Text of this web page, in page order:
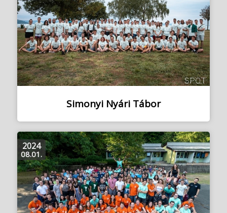
Simonyi Nyári Tábor
2024
08.01.